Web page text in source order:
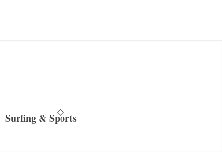
Surfing & Sports